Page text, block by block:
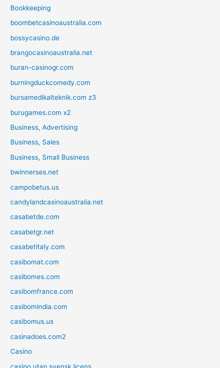
Bookkeeping
boombetcasinoaustralia.com
bossycasino.de
brangocasinoaustralia.net
buran-casinogr.com
burningduckcomedy.com
bursamedikalteknik.com z3
burugames.com x2
Business, Advertising
Business, Sales
Business, Small Business
bwinnerses.net
campobetus.us
candylandcasinoaustralia.net
casabetde.com
casabetgr.net
casabetitaly.com
casibomat.com
casibomes.com
casibomfrance.com
casibomindia.com
casibomus.us
casinadoes.com2
Casino
casino utan svensk licens